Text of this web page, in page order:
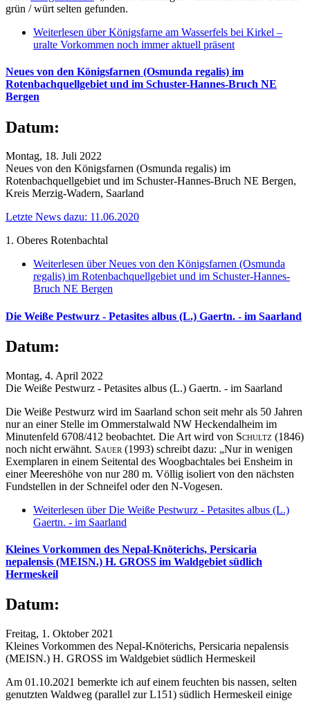
grün / würt selten gefunden.
Weiterlesen über Königsfarne am Wasserfels bei Kirkel –
uralte Vorkommen noch immer aktuell präsent
Neues von den Königsfarnen (Osmunda regalis) im
Rotenbachquellgebiet und im Schuster-Hannes-Bruch NE
Bergen
Datum:
Montag, 18. Juli 2022
Neues von den Königsfarnen (Osmunda regalis) im
Rotenbachquellgebiet und im Schuster-Hannes-Bruch NE Bergen,
Kreis Merzig-Wadern, Saarland
Letzte News dazu: 11.06.2020
1. Oberes Rotenbachtal
Weiterlesen über Neues von den Königsfarnen (Osmunda
regalis) im Rotenbachquellgebiet und im Schuster-Hannes-
Bruch NE Bergen
Die Weiße Pestwurz - Petasites albus (L.) Gaertn. - im Saarland
Datum:
Montag, 4. April 2022
Die Weiße Pestwurz - Petasites albus (L.) Gaertn. - im Saarland
Die Weiße Pestwurz wird im Saarland schon seit mehr als 50 Jahren
nur an einer Stelle im Ommerstalwald NW Heckendalheim im
Minutenfeld 6708/412 beobachtet. Die Art wird von Schultz (1846)
noch nicht erwähnt. Sauer (1993) schreibt dazu: „Nur in wenigen
Exemplaren in einem Seitental des Woogbachtales bei Ensheim in
einer Meereshöhe von nur 280 m. Völlig isoliert von den nächsten
Fundstellen in der Schneifel oder den N-Vogesen.
Weiterlesen über Die Weiße Pestwurz - Petasites albus (L.)
Gaertn. - im Saarland
Kleines Vorkommen des Nepal-Knöterichs, Persicaria
nepalensis (MEISN.) H. GROSS im Waldgebiet südlich
Hermeskeil
Datum:
Freitag, 1. Oktober 2021
Kleines Vorkommen des Nepal-Knöterichs, Persicaria nepalensis
(MEISN.) H. GROSS im Waldgebiet südlich Hermeskeil
Am 01.10.2021 bemerkte ich auf einem feuchten bis nassen, selten
genutzten Waldweg (parallel zur L151) südlich Hermeskeil einige